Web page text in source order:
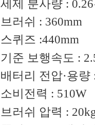
세제 분사량 : 0.26
브러쉬 : 360mm
스퀴즈 :440mm
기준 보행속도 :
배터리 전압·용량
소비전력 : 510W
브러쉬 압력 :